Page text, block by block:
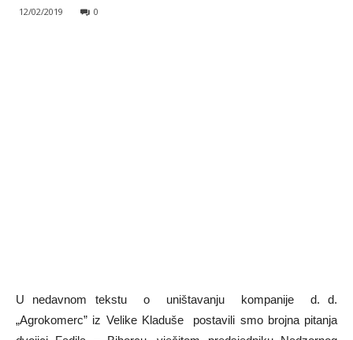
12/02/2019 0
U nedavnom tekstu o uništavanju kompanije d. d.
„Agrokomerc” iz Velike Kladuše postavili smo brojna pitanja